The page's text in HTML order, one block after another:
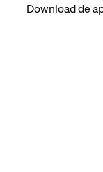
Download de